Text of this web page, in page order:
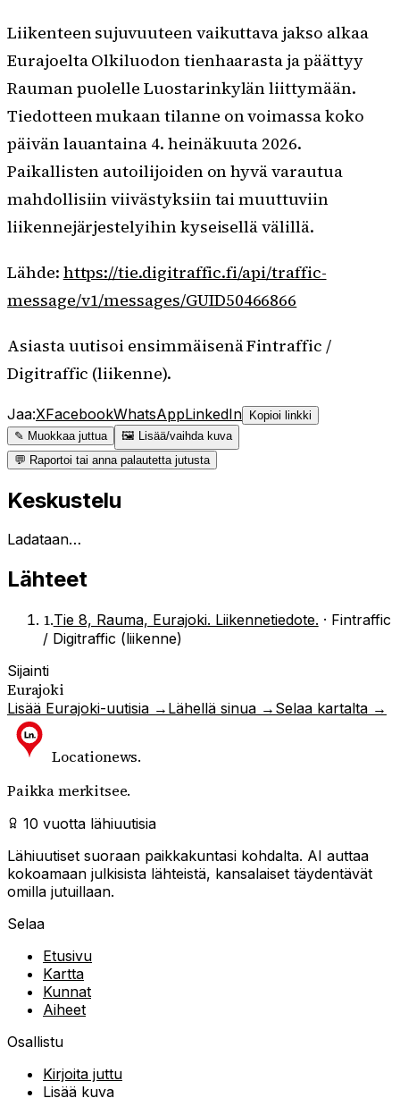
Liikenteen sujuvuuteen vaikuttava jakso alkaa
Eurajoelta Olkiluodon tienhaarasta ja päättyy
Rauman puolelle Luostarinkylän liittymään.
Tiedotteen mukaan tilanne on voimassa koko
päivän lauantaina 4. heinäkuuta 2026.
Paikallisten autoilijoiden on hyvä varautua
mahdollisiin viivästyksiin tai muuttuviin
liikennejärjestelyihin kyseisellä välillä.
Lähde: https://tie.digitraffic.fi/api/traffic-
message/v1/messages/GUID50466866
Asiasta uutisoi ensimmäisenä Fintraffic /
Digitraffic (liikenne).
Jaa:XFacebookWhatsAppLinkedIn Kopioi linkki
✎ Muokkaa juttua
🖼 Lisää/vaihda kuva
💬 Raportoi tai anna palautetta jutusta
Keskustelu
Ladataan…
Lähteet
1.Tie 8, Rauma, Eurajoki. Liikennetiedote. · Fintraffic
/ Digitraffic (liikenne)
Sijainti
Eurajoki
Lisää Eurajoki-uutisia → Lähellä sinua → Selaa kartalta →
Locationews.
Paikka merkitsee.
10 vuotta lähiuutisia
Lähiuutiset suoraan paikkakuntasi kohdalta. AI auttaa
kokoamaan julkisista lähteistä, kansalaiset täydentävät
omilla jutuillaan.
Selaa
Etusivu
Kartta
Kunnat
Aiheet
Osallistu
Kirjoita juttu
Lisää kuva